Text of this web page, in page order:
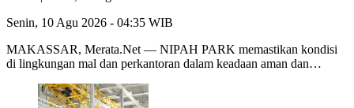
Senin, 10 Agu 2026 - 04:35 WIB
MAKASSAR, Merata.Net — NIPAH PARK memastikan kondisi
di lingkungan mal dan perkantoran dalam keadaan aman dan…